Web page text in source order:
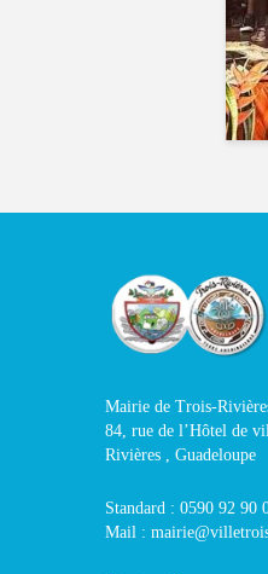
Mairie de Trois-
84, rue de l’Hôtel de
Rivières , Guadeloupe
Standard : 0590 92 90
Mail :